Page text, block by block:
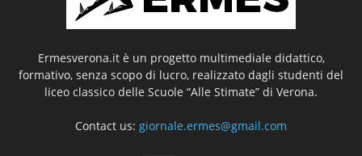
Ermesverona.it è un progetto multimediale didattico,
formativo, senza scopo di lucro, realizzato dagli studenti del
liceo classico delle Scuole “Alle Stimate” di Verona.
Contact us: giornale.ermes@gmail.com